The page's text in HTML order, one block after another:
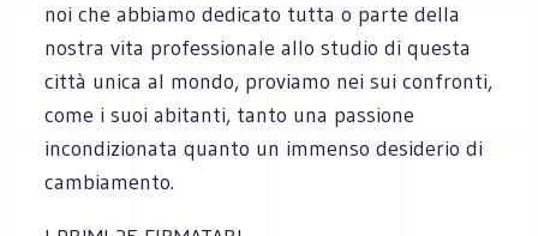
noi che abbiamo dedicato tutta o parte della
nostra vita professionale allo studio di questa
città unica al mondo, proviamo nei sui confronti,
come i suoi abitanti, tanto una passione
incondizionata quanto un immenso desiderio di
cambiamento.